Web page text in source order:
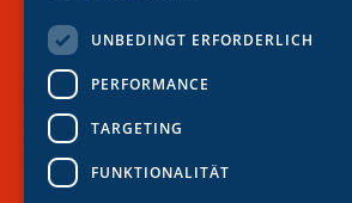
UNBEDINGT ERFORDERLICH
PERFORMANCE
TARGETING
FUNKTIONALITÄT